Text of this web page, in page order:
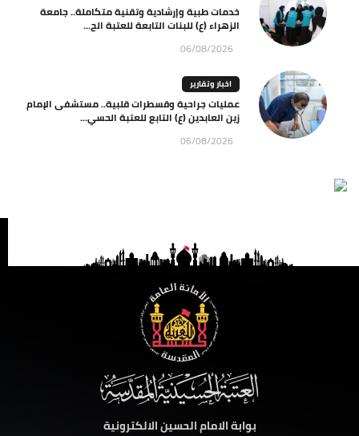
خدمات طبية وإرشادية وتقنية متكاملة.. جامعة
الزهراء (ع) للبنات التابعة للعتبة الح...
06/08/2026
اخبار وتقارير
عمليات جراحية وقسطرات قلبية.. مستشفى الإمام
زين العابدين (ع) التابع للعتبة الحسي...
06/08/2026
بوابة الامام الحسين الالكترونية